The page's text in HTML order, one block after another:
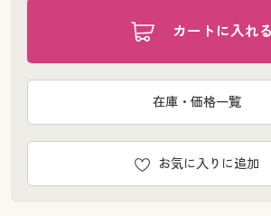
カートに入れる
お気に入りに追加
在庫・価格一覧